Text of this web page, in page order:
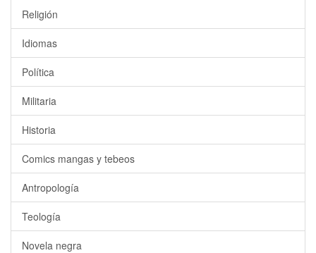
Religión
Idiomas
Política
Militaria
Historia
Comics mangas y tebeos
Antropología
Teología
Novela negra